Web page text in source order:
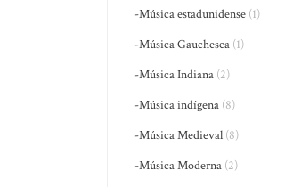
-Música estadunidense (1)
-Música Gauchesca (1)
-Música Indiana (2)
-Música indígena (8)
-Música Medieval (8)
-Música Moderna (2)